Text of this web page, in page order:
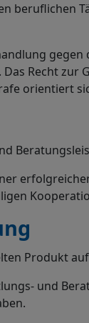
beruflichen
Recht
orientiert
Produkt
und